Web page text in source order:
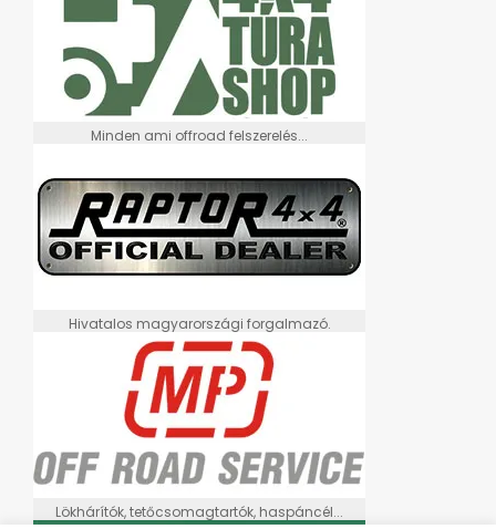
Minden ami offroad felszerelés...
Hivatalos magyarországi forgalmazó.
Lökhárítók, tetőcsomagtartók, haspáncél...